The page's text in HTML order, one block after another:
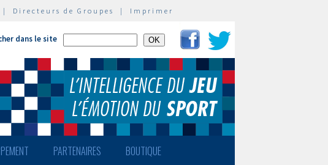
| Directeurs de Groupes | Imprimer
dans le site
PARTENAIRES BOUTIQUE